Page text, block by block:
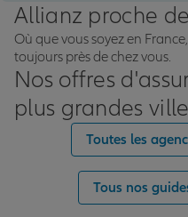
Allianz proche
Où que vous soyez en
toujours près de chez vous.
Nos offres
plus grandes
Toutes les
Tous nos